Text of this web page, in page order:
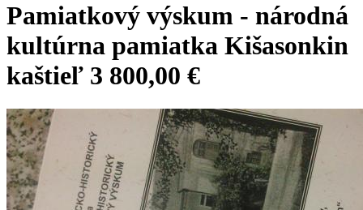
Pamiatkový výskum - národná
kultúrna pamiatka Kišasonkin
kaštieľ 3 800,00 €